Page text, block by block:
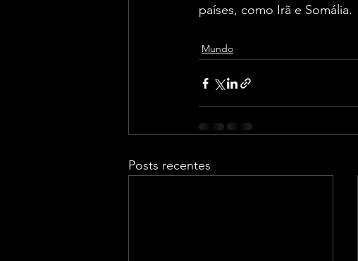
países, como Irã e Somália.
Mundo
Posts recentes